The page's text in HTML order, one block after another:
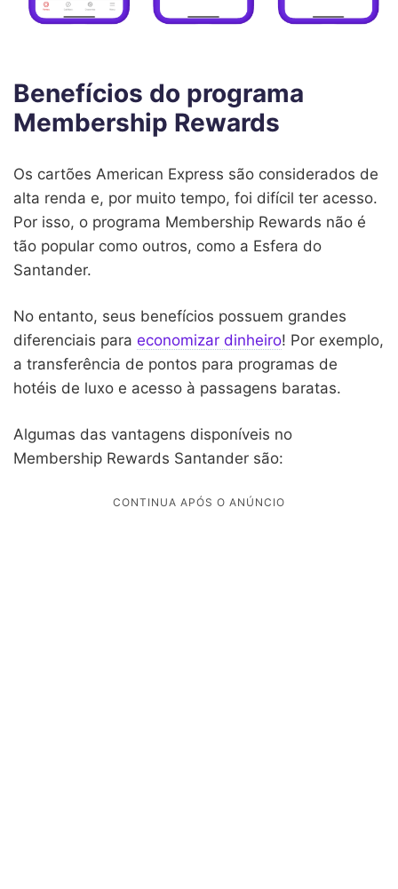
Benefícios do programa
Membership Rewards
Os cartões American Express são considerados de
alta renda e, por muito tempo, foi difícil ter acesso.
Por isso, o programa Membership Rewards não é
tão popular como outros, como a Esfera do
Santander.
No entanto, seus benefícios possuem grandes
diferenciais para economizar dinheiro! Por exemplo,
a transferência de pontos para programas de
hotéis de luxo e acesso à passagens baratas.
Algumas das vantagens disponíveis no
Membership Rewards Santander são: